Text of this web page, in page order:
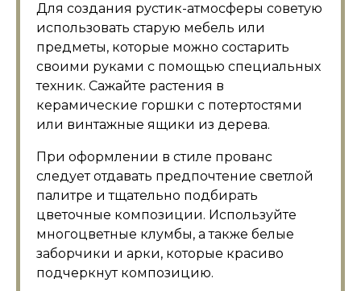
Для создания рустик-атмосферы советую
использовать старую мебель или
предметы, которые можно состарить
своими руками с помощью специальных
техник. Сажайте растения в
керамические горшки с потертостями
или винтажные ящики из дерева.
При оформлении в стиле прованс
следует отдавать предпочтение светлой
палитре и тщательно подбирать
цветочные композиции. Используйте
многоцветные клумбы, а также белые
заборчики и арки, которые красиво
подчеркнут композицию.